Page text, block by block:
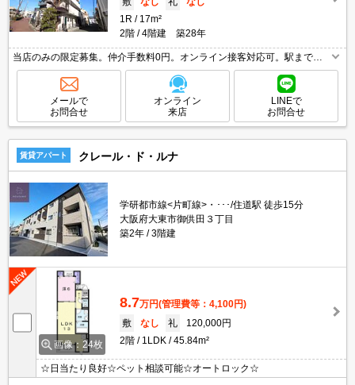
1R
17m²
2階
4階建 築28年
当店のみの限定募集。仲介手数料0円。オンライン接客対応可。駅まで平
坦。クレジットカードで契約金払えます。スーパーが近く(300m)買物便
利。引越指定業者あり。画像の家具小物家電は付いていません。
メールで
お問合せ
オンライン
来店
LINEで
お問合せ
賃貸アパート クレール・ド・ルナ
学研都市線<片町線>・･･･/住道駅 徒歩15分
大阪府大東市御供田３丁目
築2年
3階建
画像：24枚
8.7万円(管理費等：4,100円)
敷
なし 礼
120,000円
2階
1LDK 45.84m²
☆日当たり良好☆ペット相談可能☆オートロック☆